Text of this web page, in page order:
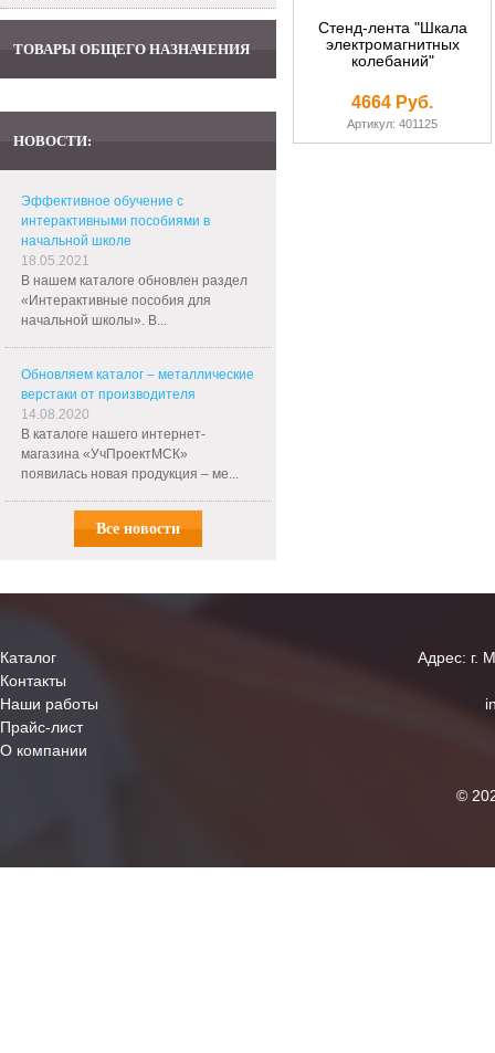
ТОВАРЫ ОБЩЕГО НАЗНАЧЕНИЯ
НОВОСТИ:
Эффективное обучение с
интерактивными пособиями в
начальной школе
18.05.2021
В нашем каталоге обновлен раздел
«Интерактивные пособия для
начальной школы». В...
Обновляем каталог – металлические
верстаки от производителя
14.08.2020
В каталоге нашего интернет-
магазина «УчПроектМСК»
появилась новая продукция – ме...
Все новости
Стенд-лента "Шкала
электромагнитных
колебаний"
4664 Руб.
Артикул: 401125
Каталог
Контакты
Наши работы
Прайс-лист
О компании
Адрес: г.
©